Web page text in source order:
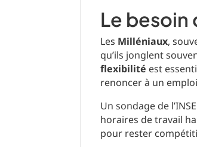
Le
Les Milléniaux,
qu’ils jonglent
flexibilité est
renoncer à un
Un sondage de
horaires de travail
pour rester